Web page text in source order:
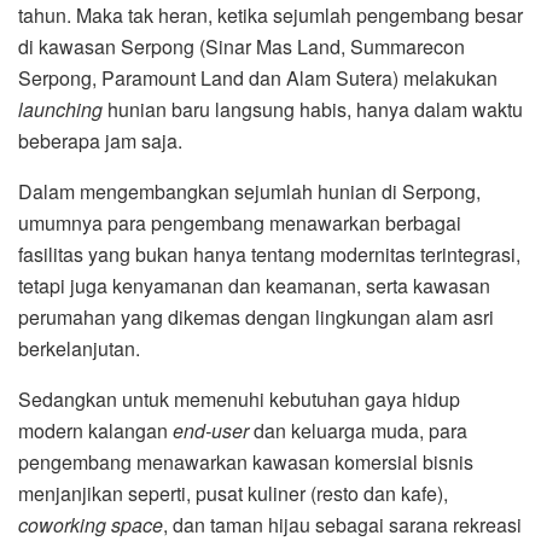
tahun. Maka tak heran, ketika sejumlah pengembang besar
di kawasan Serpong (Sinar Mas Land, Summarecon
Serpong, Paramount Land dan Alam Sutera) melakukan
launching hunian baru langsung habis, hanya dalam waktu
beberapa jam saja.
Dalam mengembangkan sejumlah hunian di Serpong,
umumnya para pengembang menawarkan berbagai
fasilitas yang bukan hanya tentang modernitas terintegrasi,
tetapi juga kenyamanan dan keamanan, serta kawasan
perumahan yang dikemas dengan lingkungan alam asri
berkelanjutan.
Sedangkan untuk memenuhi kebutuhan gaya hidup
modern kalangan end-userdan keluarga muda, para
pengembang menawarkan kawasan komersial bisnis
menjanjikan seperti, pusat kuliner (resto dan kafe),
coworking space, dan taman hijau sebagai sarana rekreasi